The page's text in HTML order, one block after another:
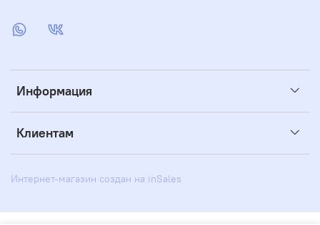
Информация
Клиентам
Интернет-магазин создан на inSales